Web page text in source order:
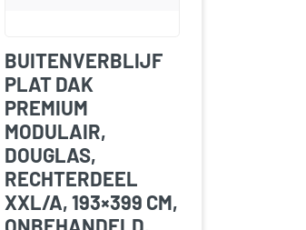
BUITENVERBLIJF
PLAT DAK
PREMIUM
MODULAIR,
DOUGLAS,
RECHTERDEEL
XXL/A, 193×399 CM,